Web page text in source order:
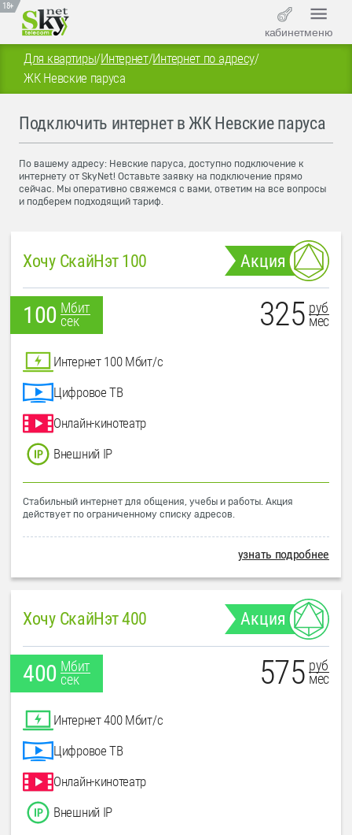
18+
кабинетменю
Для квартиры/Интернет/Интернет по адресу/
ЖК Невские паруса
Подключить интернет в ЖК Невские паруса
По вашему адресу: Невские паруса, доступно подключение к
интернету от SkyNet! Оставьте заявку на подключение прямо
сейчас. Мы оперативно свяжемся с вами, ответим на все вопросы
и подберем подходящий тариф.
Хочу СкайНэт 100 Акция
100 Мбит
сек
325 руб
мес
Интернет 100 Мбит/с
Цифровое ТВ
Онлайн-кинотеатр
Внешний IP
Стабильный интернет для общения, учебы и работы. Акция
действует по ограниченному списку адресов.
узнать подробнее
Хочу СкайНэт 400 Акция
400 Мбит
сек
575 руб
мес
Интернет 400 Мбит/с
Цифровое ТВ
Онлайн-кинотеатр
Внешний IP